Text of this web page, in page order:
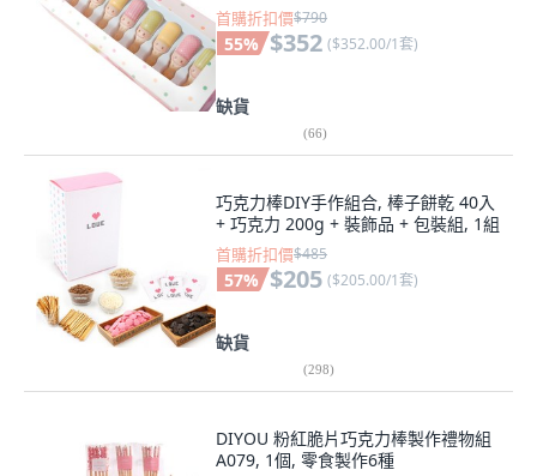
首購折扣價$790
55% $352 ($352.00/1套)
缺貨
(66)
巧克力棒DIY手作組合, 棒子餅乾 40入
+ 巧克力 200g + 裝飾品 + 包裝組, 1組
首購折扣價$485
57% $205 ($205.00/1套)
缺貨
(298)
DIYOU 粉紅脆片巧克力棒製作禮物組
A079, 1個, 零食製作6種